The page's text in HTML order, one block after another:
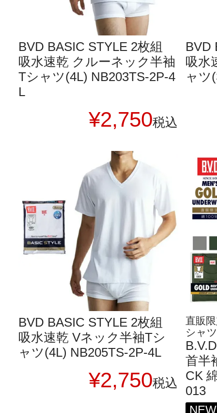
BVD BASIC STYLE 2枚組
吸水速乾 クルーネック半袖
Tシャツ(4L) NB203TS-2P-4
L
¥2,750税込
BVD
吸水
ャツ
BVD BASIC STYLE 2枚組
吸水速乾 Vネック半袖Tシ
ャツ(4L) NB205TS-2P-4L
¥2,750税込
直販
シャツ
首半
CK
013
NEW